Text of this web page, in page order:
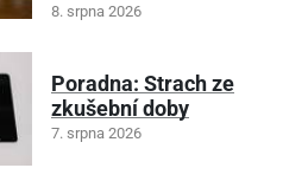
8. srpna 2026
Poradna: Strach ze
zkušební doby
7. srpna 2026